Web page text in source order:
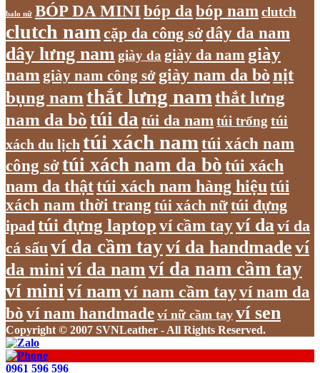
balo nữ BÓP DA MINIbóp da bóp nam clutch
clutch nam cặp da công sở dây da nam
dây lưng nam giày da giày da nam giày
nam giày nam công sở giày nam da bònịt
bụng namthắt lưng namthắt lưng
nam da bòtúi da túi da nam túi trống túi
xách du lịch túi xách nam túi xách nam
công sởtúi xách nam da bòtúi xách
nam da thậttúi xách nam hàng hiệu túi
xách nam thời trang túi xách nữtúi đựng
ipad túi đựng laptop ví cầm tayví da ví da
cá sấu ví da cầm tayví da handmadeví
da miniví da nam ví da nam cầm tay
ví mini ví nam ví nam cầm tayví nam da
bò ví nam handmade ví nữ cầm tay ví sen
Copyright © 2007 SVNLeather - All Rights Reserved.
0961 596 596